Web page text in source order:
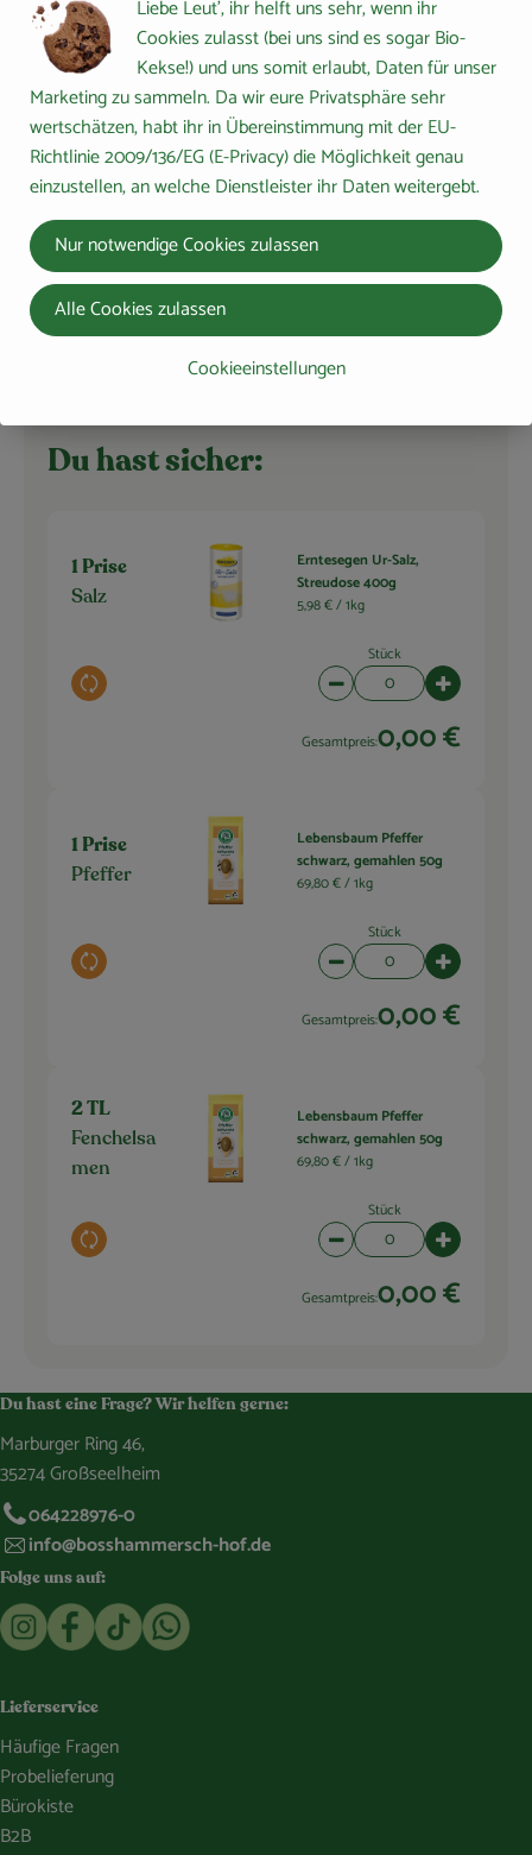
Auswahl ändern Artikelanzahl verringern
Gesamtpreis:9,99 €
100 g
Tommette
Auswahl ändern
Tommette d` Yenne 50%
i.Tr
Artikelanzahl verringern
5,69 €
Du hast sicher:
1 Prise
Salz
Auswahl ändern
Erntesegen Ur-Salz,
Streudose 400g
5,98 € /1kg
Stück
Artikelanzahl verringern
Gesamtpreis:0,00 €
1 Prise
Pfeffer
Auswahl ändern
Lebensbaum Pfeffer
schwarz, gemahlen 50g
69,80 € /1kg
Stück
Artikelanzahl verringern
Gesamtpreis:0,00 €
2 TL
Fenchelsa
men
Auswahl ändern
Lebensbaum Pfeffer
schwarz, gemahlen 50g
69,80 € /1kg
Stück
Artikelanzahl verringern
Gesamtpreis:0,00 €
Du hast eine Frage? Wir helfen gerne:
Marburger Ring 46,
35274 Großseelheim
064228976-0
info@bosshammersch-hof.de
Folge uns auf:
Externer Link zu https://www.instagram.com/
Externer Link zu https://www.facebook.com/
Externer Link zu https://www.tiktok.com/
Externer Link zu https://whatsapp.com/
Lieferservice
Häufige Fragen
Probelieferung
Bürokiste
B2B
Liebe Leut', ihr helft uns sehr, wenn ihr
Cookies zulasst (bei uns sind es sogar Bio-
Kekse!) und uns somit erlaubt, Daten für unser
Marketing zu sammeln. Da wir eure Privatsphäre sehr
wertschätzen, habt ihr in Übereinstimmung mit der EU-
Richtlinie 2009/136/EG (E-Privacy) die Möglichkeit genau
einzustellen, an welche Dienstleister ihr Daten weitergebt.
Cookieeinstellungen
Nur notwendige Cookies zulassen
Alle Cookies zulassen